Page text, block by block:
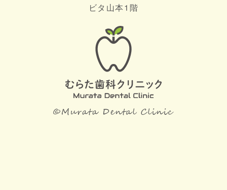
ビタ山本1階